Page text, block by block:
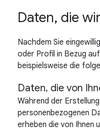
Daten, die
Nachdem Sie
oder Profil in Bezug
beispielsweise die
Daten, die von
Während der
personenbezogenen
erheben die von Ihnen